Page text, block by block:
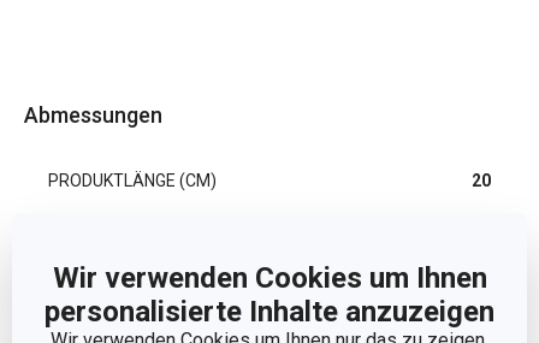
Wir verwenden Cookies um Ihnen
personalisierte Inhalte anzuzeigen
Abmessungen
PRODUKTLÄNGE (CM) 20
Andere Parameter
KATEGORIE Besteck